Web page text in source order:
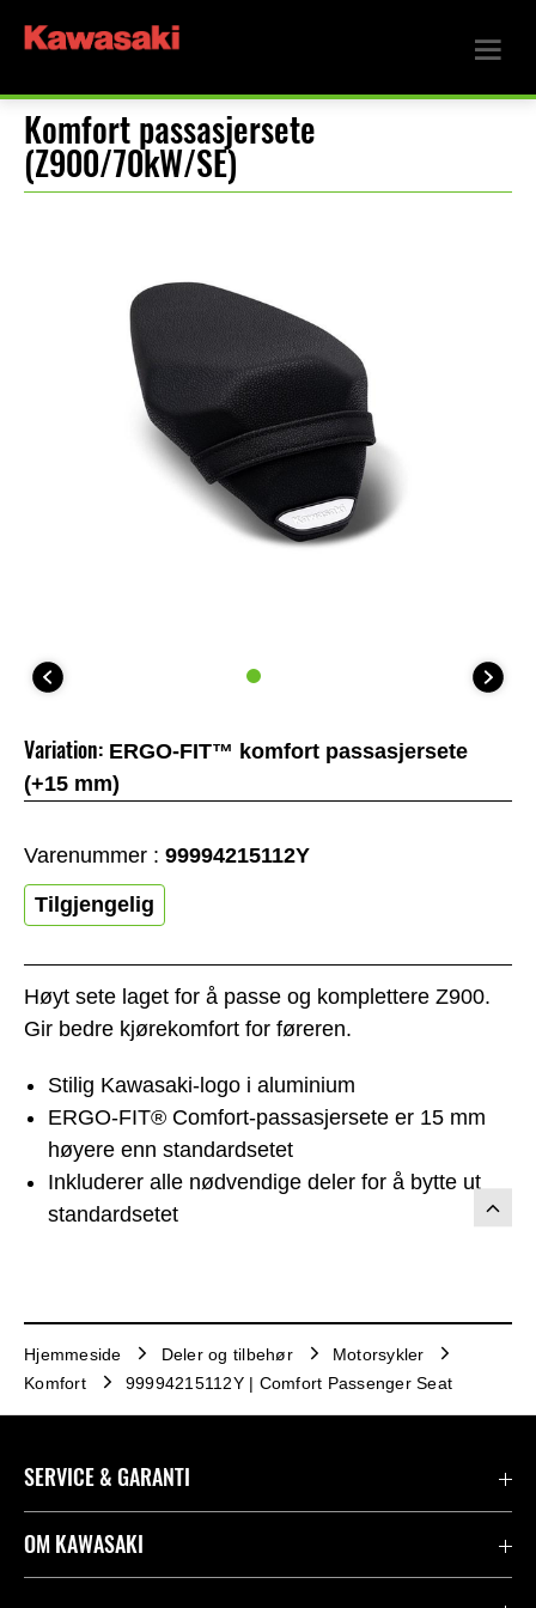
Komfort passasjersete
(Z900/70kW/SE)
Høyt sete laget for å passe og komplettere Z900.
Gir bedre kjørekomfort for føreren.
Stilig Kawasaki-logo i aluminium
ERGO-FIT® Comfort-passasjersete er 15 mm
høyere enn standardsetet
Inkluderer alle nødvendige deler for å bytte ut
standardsetet
Variation: ERGO-FIT™ komfort passasjersete
(+15 mm)
Varenummer : 99994215112Y
Tilgjengelig
Hjemmeside Deler og tilbehør
Motorsykler
Komfort
99994215112Y | Comfort Passenger Seat
SERVICE & GARANTI
Garanti
OM KAWASAKI